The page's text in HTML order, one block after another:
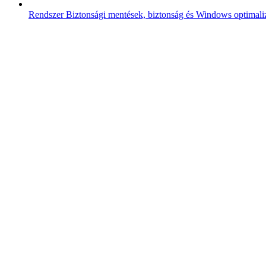
RendszerBiztonsági mentések, biztonság és Windows